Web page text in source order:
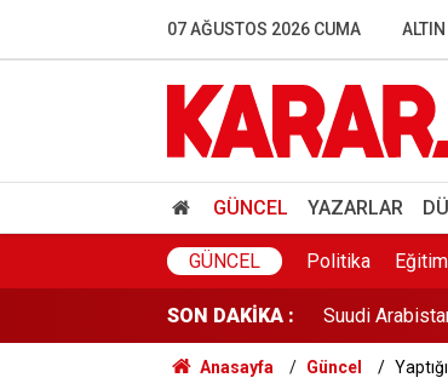
07 AĞUSTOS 2026 CUMA ALTIN
GÜNCEL YAZARLAR
GÜNCEL Politika Eğitim
SON DAKİKA :
Gürlek: Eğer
'NATO'ya
Menderes
Suudi
ABD'den
Anasayfa Güncel